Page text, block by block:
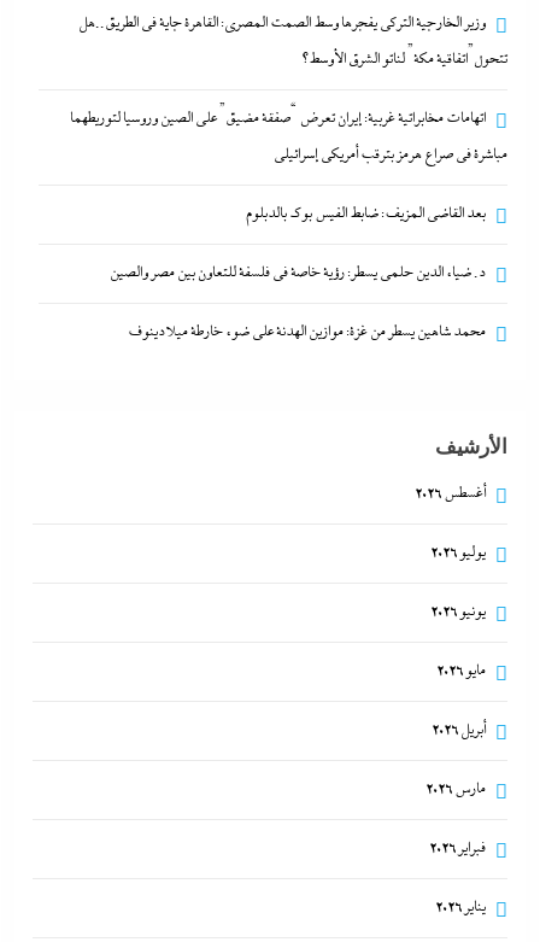
د. ضياء الدين حلمى يسطر: رؤية خاصة في فلسفة
للتعاون بين مصر والصين
الشرق الأوسط؟
وزير الخارجية التركى يفجرها وسط الصمت المصري: القاهرة جاية في الطريق..هل
تتحول”اتفاقية مكة” لناتو الشرق الأوسط؟
اتهامات مخابراتية غربية: إيران تعرض “صفقة مضيق” على الصين وروسيا لتوريطهما
مباشرة في صراع هرمز بترقب أمريكي إسرائيلى
بعد القاضي المزيف: ضابط الفيس بوك بالدبلوم
د. ضياء الدين حلمى يسطر: رؤية خاصة في فلسفة للتعاون بين مصر والصين
محمد شاهين يسطر من غزة: موازين الهدنة على ضوء خارطة ميلادينوف
الأرشيف
أغسطس 2026
يوليو 2026
يونيو 2026
مايو 2026
أبريل 2026
مارس 2026
فبراير 2026
يناير 2026